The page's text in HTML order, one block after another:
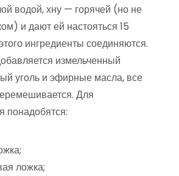
водой, хну — горячей (но не
и дают ей настояться 15
ингредиенты соединяются.
измельченный
уголь и эфирные масла, все
Для
понадобятся:
ложка;